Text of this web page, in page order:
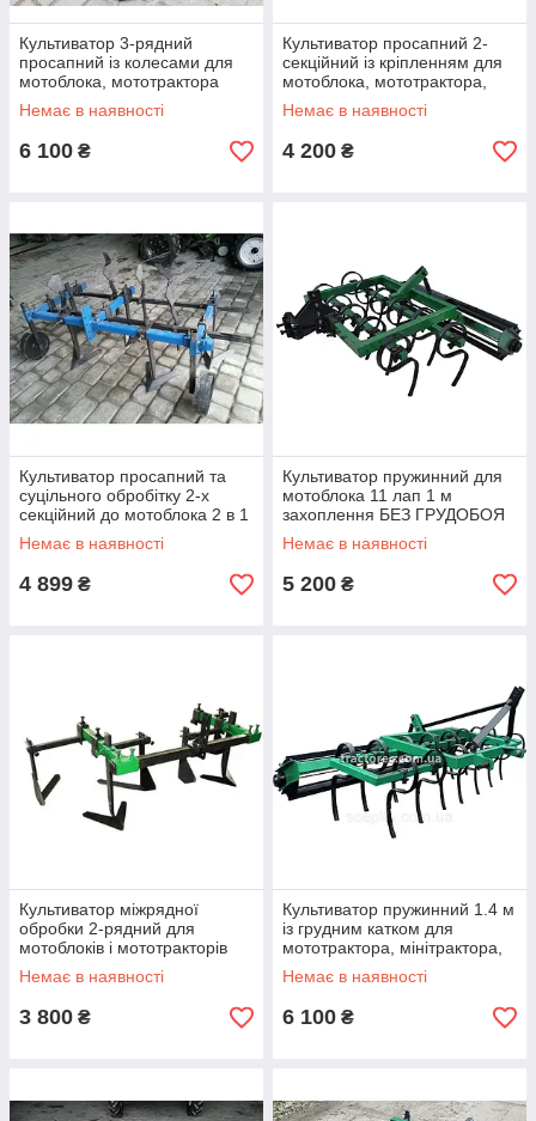
Культиватор 3-рядний
просапний із колесами для
мотоблока, мототрактора
Немає в наявності
6 100 ₴
Культиватор просапний 2-
секційний із кріпленням для
мотоблока, мототрактора,
мінітрактора
Немає в наявності
4 200 ₴
Культиватор просапний та
суцільного обробітку 2-х
секційний до мотоблока 2 в 1
Немає в наявності
4 899 ₴
Культиватор пружинний для
мотоблока 11 лап 1 м
захоплення БЕЗ ГРУДОБОЯ
Немає в наявності
5 200 ₴
Культиватор міжрядної
обробки 2-рядний для
мотоблоків і мототракторів
Немає в наявності
3 800 ₴
Культиватор пружинний 1.4 м
із грудним катком для
мототрактора, мінітрактора,
трактора!
Немає в наявності
6 100 ₴